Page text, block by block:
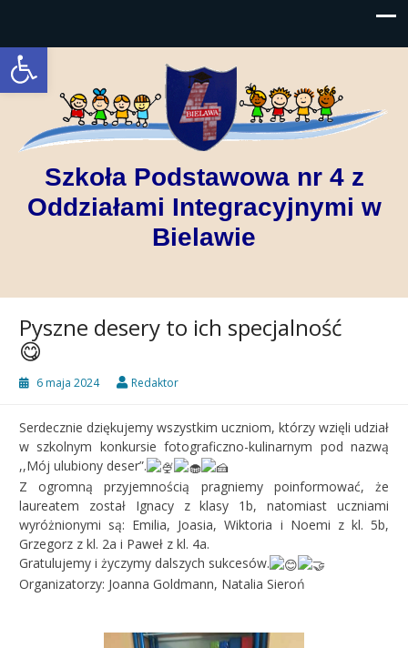
Open toolbar
Szkoła Podstawowa nr 4 z
Oddziałami Integracyjnymi w
Bielawie
Pyszne desery to ich specjalność
😋
6 maja 2024 Redaktor
Serdecznie dziękujemy wszystkim uczniom, którzy wzięli udział
w szkolnym konkursie fotograficzno-kulinarnym pod nazwą
,,Mój ulubiony deser”.
Z ogromną przyjemnością pragniemy poinformować, że
laureatem został Ignacy z klasy 1b, natomiast uczniami
wyróżnionymi są: Emilia, Joasia, Wiktoria i Noemi z kl. 5b,
Grzegorz z kl. 2a i Paweł z kl. 4a.
Gratulujemy i życzymy dalszych sukcesów.
Organizatorzy: Joanna Goldmann, Natalia Sieroń